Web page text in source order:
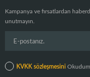
Kampanya ve fırsatlardan
unutmayın.
KVKK sözleşmesini